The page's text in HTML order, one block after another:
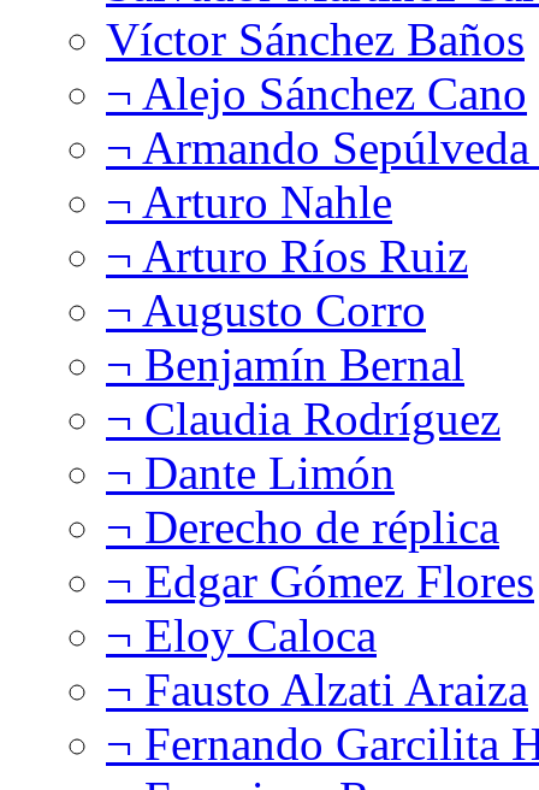
Víctor Sánchez Baños
¬ Alejo Sánchez Cano
¬ Armando
¬ Arturo Nahle
¬ Arturo Ríos Ruiz
¬ Augusto Corro
¬ Benjamín Bernal
¬ Claudia Rodríguez
¬ Dante Limón
¬ Derecho de réplica
¬ Edgar Gómez Flores
¬ Eloy Caloca
¬ Fausto Alzati Araiza
¬ Fernando Garcilita